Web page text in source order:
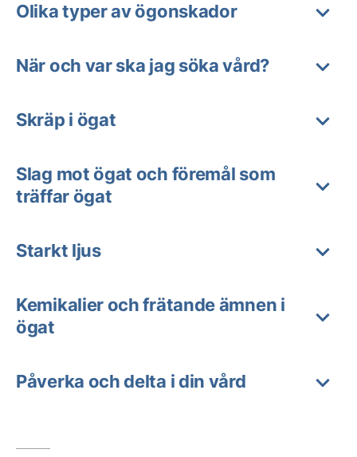
Olika typer av ögonskador
När och var ska jag söka vård?
Skräp i ögat
Slag mot ögat och föremål som
träffar ögat
Starkt ljus
Kemikalier och frätande ämnen i
ögat
Påverka och delta i din vård